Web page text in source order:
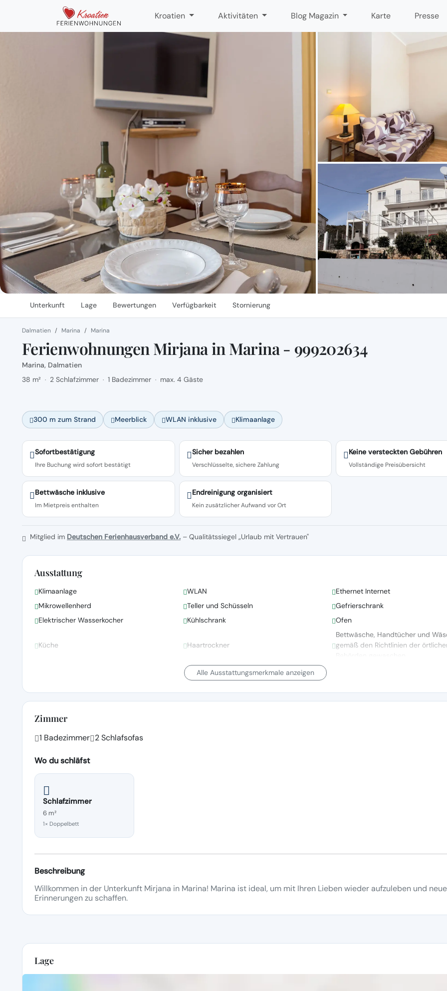
Kroatien Aktivitäten Blog Magazin Karte Presse
Unterkunft Lage Bewertungen Verfügbarkeit Stornierung
Dalmatien Marina Marina
Ferienwohnungen Mirjana in Marina - 999202634
Marina, Dalmatien
38 m² · 2 Schlafzimmer · 1 Badezimmer · max. 4 Gäste
300 m zum Strand Meerblick WLAN inklusive Klimaanlage
Sofortbestätigung
Ihre Buchung wird sofort bestätigt
Sicher bezahlen
Verschlüsselte, sichere Zahlung
Keine versteckten Gebühren
Vollständige Preisübersicht
Bettwäsche inklusive
Im Mietpreis enthalten
Endreinigung organisiert
Kein zusätzlicher Aufwand vor Ort
Mitglied im Deutschen Ferienhausverband e.V. – Qualitätssiegel „Urlaub mit Vertrauen"
Ausstattung
Klimaanlage WLAN
Ethernet Internet
Mikrowellenherd
Teller und Schüsseln
Gefrierschrank
Elektrischer Wasserkocher
Kühlschrank Ofen
Küche Haartrockner
Bettwäsche, Handtücher und
gemäß den Richtlinien der
Alle Ausstattungsmerkmale anzeigen
Zimmer
1 Badezimmer 2 Schlafsofas
Wo du schläfst
Schlafzimmer
6 m²
1× Doppelbett
Beschreibung
Willkommen in der Unterkunft Mirjana in Marina! Marina ist ideal, um mit Ihren Lieben wieder aufzuleben und neue
Erinnerungen zu schaffen.
Lage